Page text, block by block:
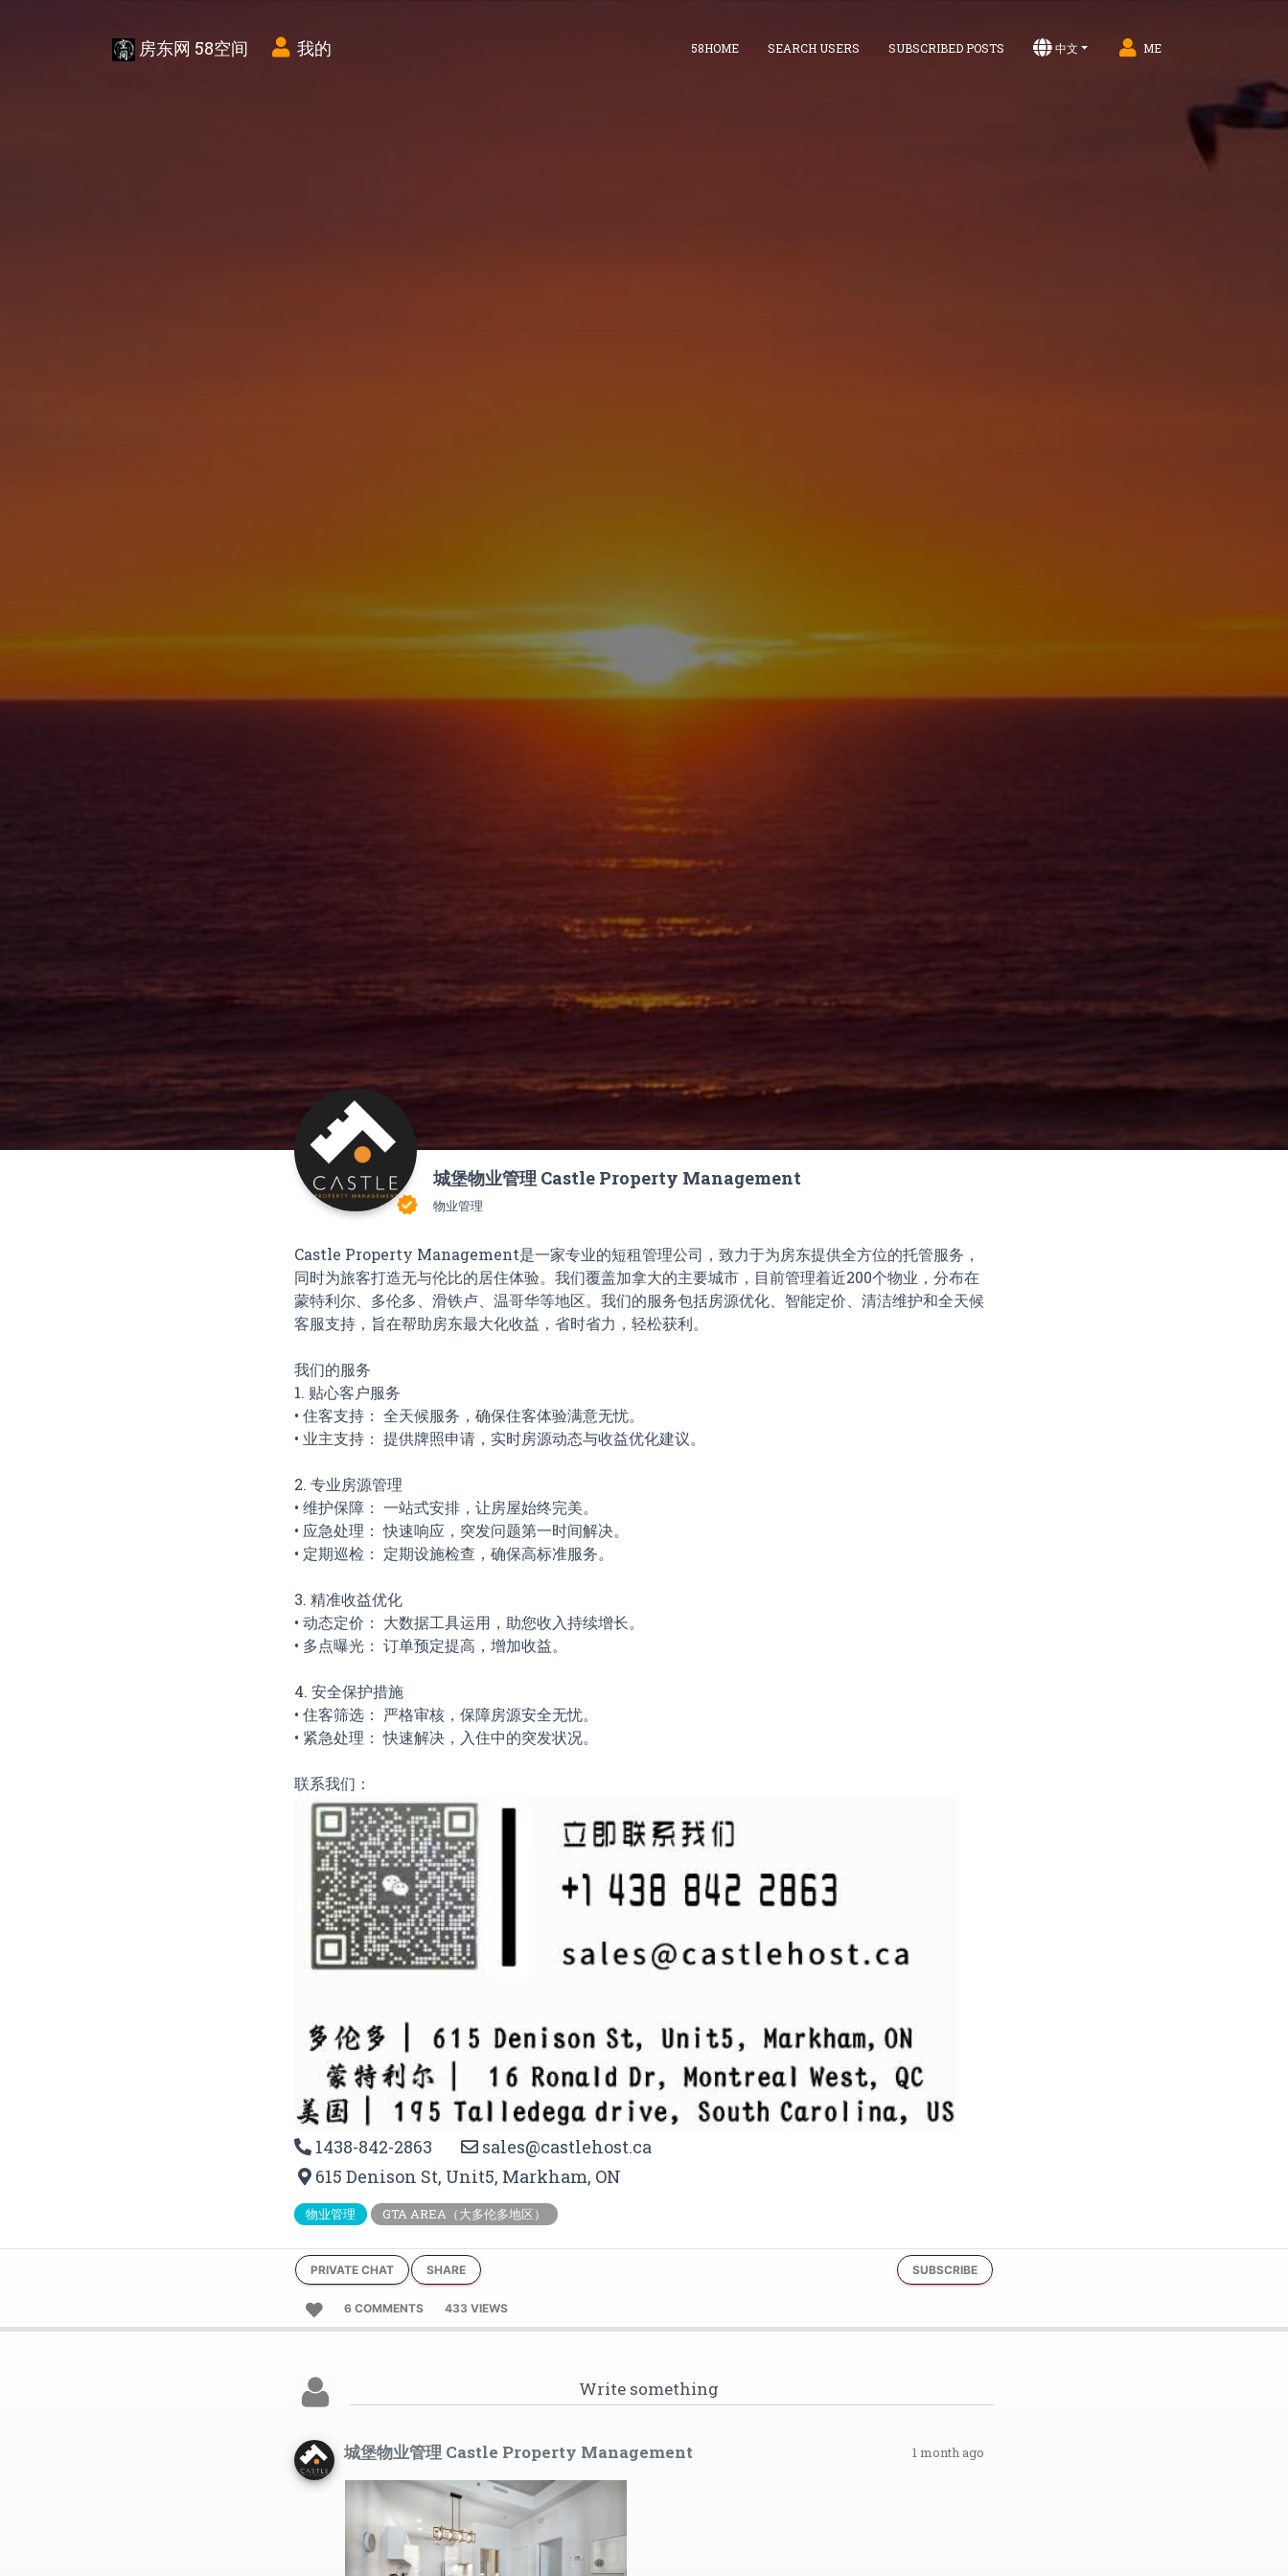
房东网 58空间 我的 58HOME SEARCH USERS SUBSCRIBED POSTS 中文 ME
verified
城堡物业管理 Castle Property Management
物业管理
Castle Property Management是一家专业的短租管理公司，致力于为房东提供全方位的托管服务，
同时为旅客打造无与伦比的居住体验。我们覆盖加拿大的主要城市，目前管理着近200个物业，分布在
蒙特利尔、多伦多、滑铁卢、温哥华等地区。我们的服务包括房源优化、智能定价、清洁维护和全天候
客服支持，旨在帮助房东最大化收益，省时省力，轻松获利。
我们的服务
1. 贴心客户服务
• 住客支持： 全天候服务，确保住客体验满意无忧。
• 业主支持： 提供牌照申请，实时房源动态与收益优化建议。
2. 专业房源管理
• 维护保障： 一站式安排，让房屋始终完美。
• 应急处理： 快速响应，突发问题第一时间解决。
• 定期巡检： 定期设施检查，确保高标准服务。
3. 精准收益优化
• 动态定价： 大数据工具运用，助您收入持续增长。
• 多点曝光： 订单预定提高，增加收益。
4. 安全保护措施
• 住客筛选： 严格审核，保障房源安全无忧。
• 紧急处理： 快速解决，入住中的突发状况。
联系我们：
1438-842-2863
sales@castlehost.ca
615 Denison St, Unit5, Markham, ON
物业管理 GTA AREA（大多伦多地区）
PRIVATE CHAT SHARE SUBSCRIBE
6 COMMENTS 433 VIEWS
城堡物业管理 Castle Property Management 1 month ago